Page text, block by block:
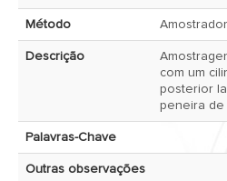
Atlas 2.1
Estatísticas
Método
Descrição
com um
posterior
peneira de
Palavras-Chave
Outras observações